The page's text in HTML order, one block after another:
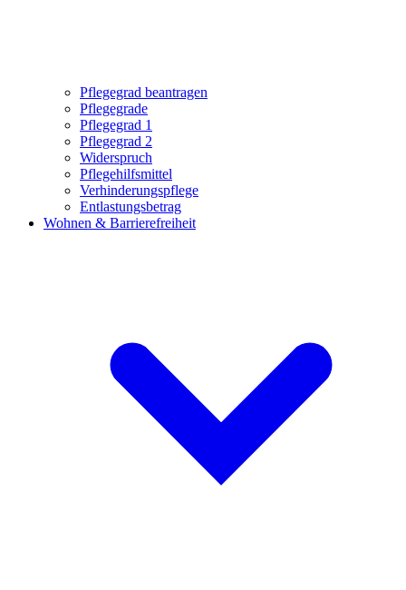
Pflegegrad beantragen
Pflegegrade
Pflegegrad 1
Pflegegrad 2
Widerspruch
Pflegehilfsmittel
Verhinderungspflege
Entlastungsbetrag
Wohnen & Barrierefreiheit